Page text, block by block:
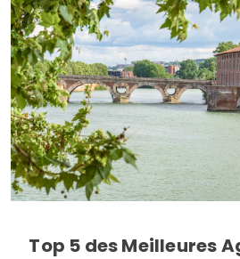
Top 5 des Meilleures